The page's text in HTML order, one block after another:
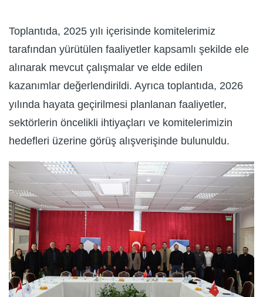
Toplantıda, 2025 yılı içerisinde komitelerimiz
tarafından yürütülen faaliyetler kapsamlı şekilde ele
alınarak mevcut çalışmalar ve elde edilen
kazanımlar değerlendirildi. Ayrıca toplantıda, 2026
yılında hayata geçirilmesi planlanan faaliyetler,
sektörlerin öncelikli ihtiyaçları ve komitelerimizin
hedefleri üzerine görüş alışverişinde bulunuldu.